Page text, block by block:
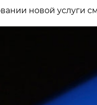
новой услуги